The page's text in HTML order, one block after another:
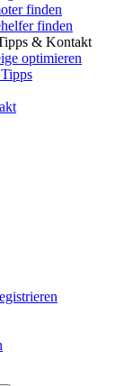
finden
finden
& Kontakt
optimieren